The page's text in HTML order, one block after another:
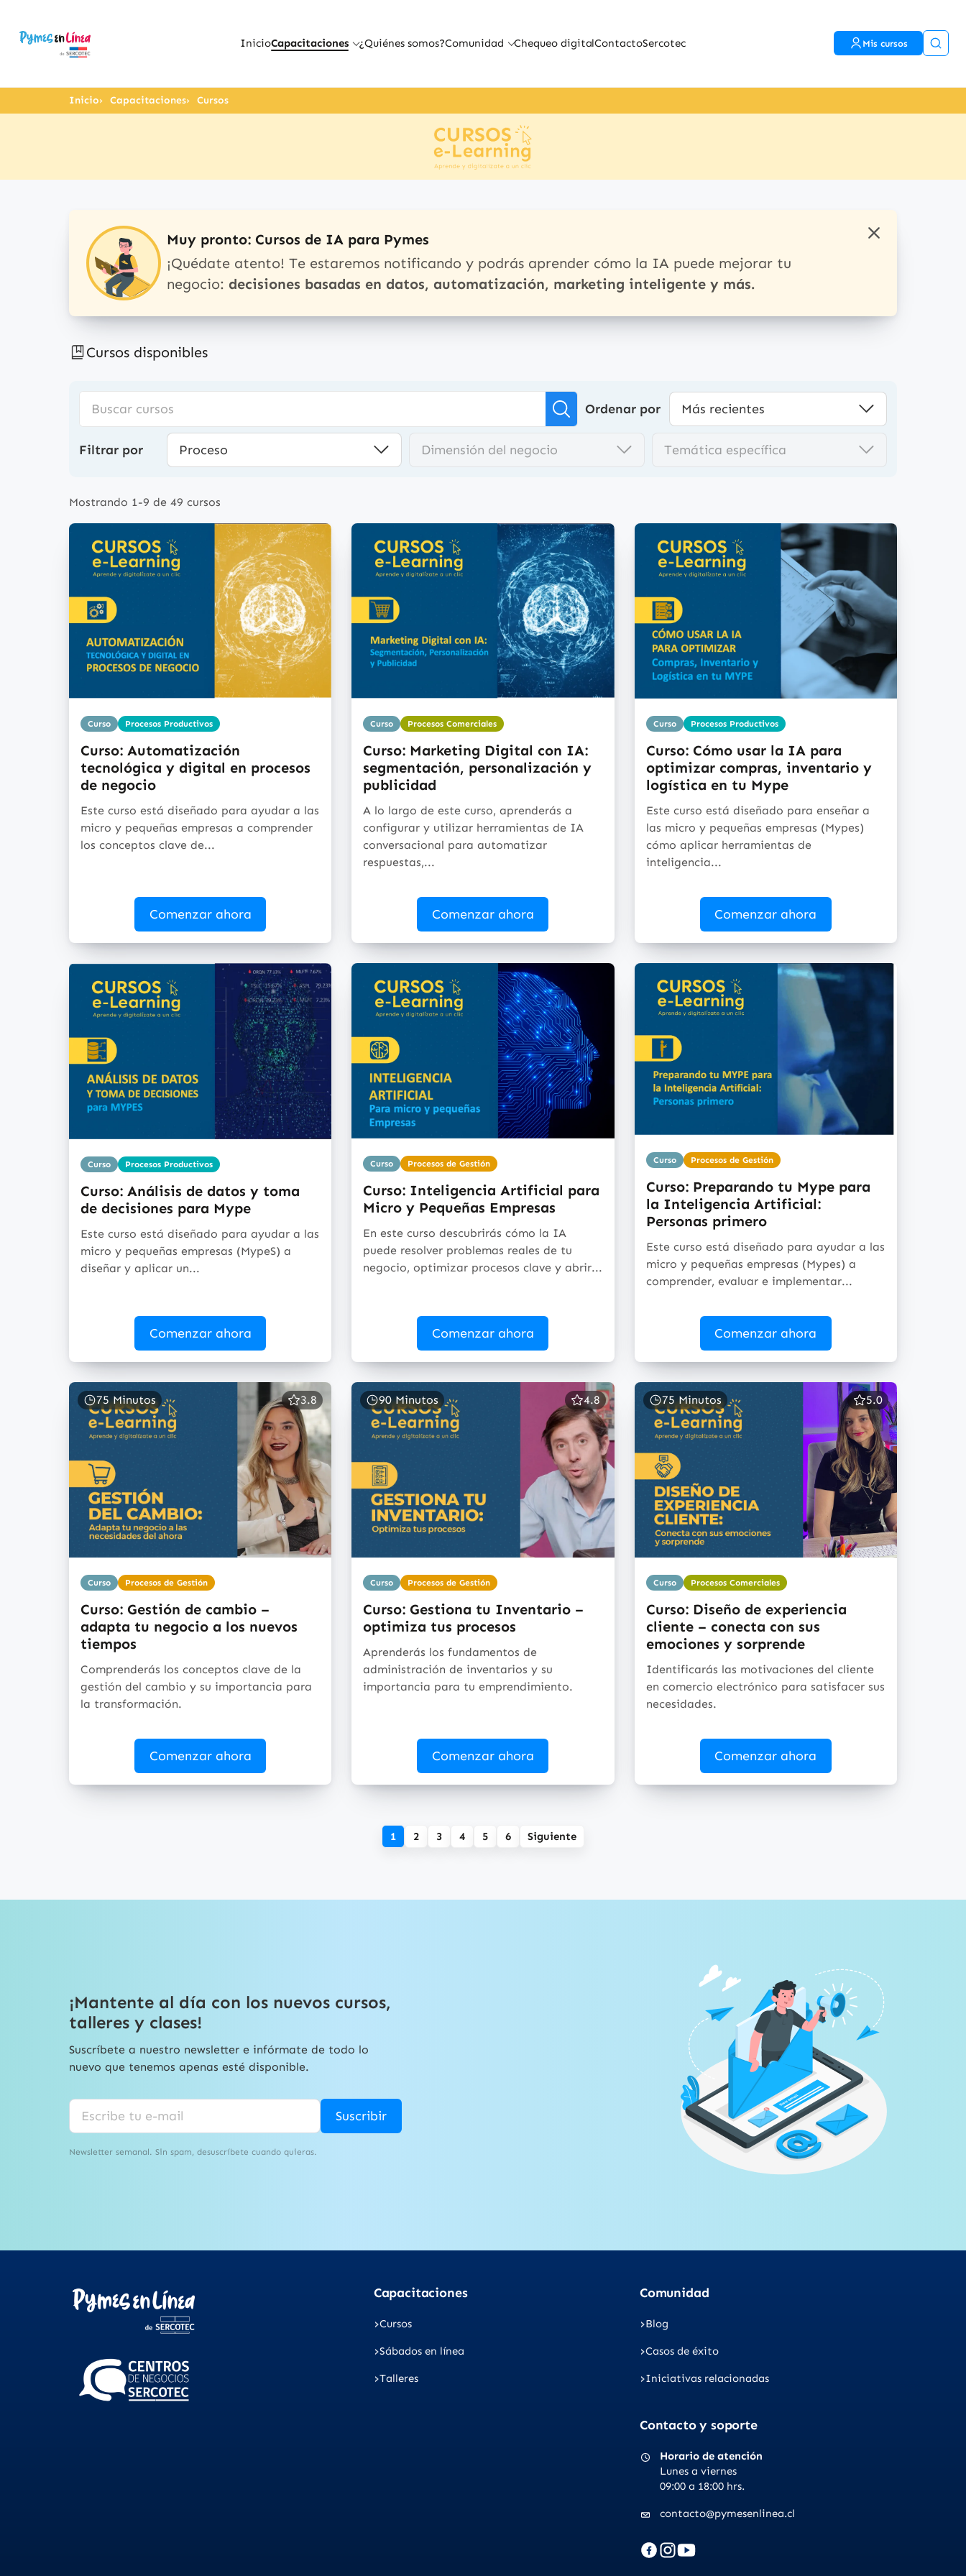
InicioCapacitaciones ¿Quiénes somos?Comunidad Chequeo digitalContactoSercotec Mis cursos
Inicio Capacitaciones Cursos
Muy pronto: Cursos de IA para Pymes
¡Quédate atento! Te estaremos notificando y podrás aprender cómo la IA puede mejorar tu
negocio: decisiones basadas en datos, automatización, marketing inteligente y más.
Cursos disponibles
Ordenar por Más recientes
Filtrar por Proceso Dimensión del negocio Temática específica
Mostrando 1-9 de 49 cursos
Curso Procesos Productivos
Curso: Automatización
tecnológica y digital en procesos
de negocio
Este curso está diseñado para ayudar a las
micro y pequeñas empresas a comprender
los conceptos clave de...
Comenzar ahora
Curso Procesos Comerciales
Curso: Marketing Digital con IA:
segmentación, personalización y
publicidad
A lo largo de este curso, aprenderás a
configurar y utilizar herramientas de IA
conversacional para automatizar
respuestas,...
Comenzar ahora
Curso Procesos Productivos
Curso: Cómo usar la IA para
optimizar compras, inventario y
logística en tu Mype
Este curso está diseñado para enseñar a
las micro y pequeñas empresas (Mypes)
cómo aplicar herramientas de
inteligencia...
Comenzar ahora
Curso Procesos Productivos
Curso: Análisis de datos y toma
de decisiones para Mype
Este curso está diseñado para ayudar a las
micro y pequeñas empresas (MypeS) a
diseñar y aplicar un...
Comenzar ahora
Curso Procesos de Gestión
Curso: Inteligencia Artificial para
Micro y Pequeñas Empresas
En este curso descubrirás cómo la IA
puede resolver problemas reales de tu
negocio, optimizar procesos clave y abrir...
Comenzar ahora
Curso Procesos de Gestión
Curso: Preparando tu Mype para
la Inteligencia Artificial:
Personas primero
Este curso está diseñado para ayudar a las
micro y pequeñas empresas (Mypes) a
comprender, evaluar e implementar...
Comenzar ahora
75 Minutos 3.8
Curso Procesos de Gestión
Curso: Gestión de cambio –
adapta tu negocio a los nuevos
tiempos
Comprenderás los conceptos clave de la
gestión del cambio y su importancia para
la transformación.
Comenzar ahora
90 Minutos 4.8
Curso Procesos de Gestión
Curso: Gestiona tu Inventario –
optimiza tus procesos
Aprenderás los fundamentos de
administración de inventarios y su
importancia para tu emprendimiento.
Comenzar ahora
75 Minutos 5.0
Curso Procesos Comerciales
Curso: Diseño de experiencia
cliente – conecta con sus
emociones y sorprende
Identificarás las motivaciones del cliente
en comercio electrónico para satisfacer sus
necesidades.
Comenzar ahora
1 2 3 4 5 6 Siguiente
¡Mantente al día con los nuevos cursos,
talleres y clases!
Suscríbete a nuestro newsletter e infórmate de todo lo
nuevo que tenemos apenas esté disponible.
Newsletter semanal. Sin spam, desuscríbete cuando quieras.
Suscribir
Capacitaciones
Cursos
Sábados en línea
Talleres
Comunidad
Blog
Casos de éxito
Iniciativas relacionadas
Contacto y soporte
Horario de atención
Lunes a viernes
09:00 a 18:00 hrs.
contacto@pymesenlinea.cl